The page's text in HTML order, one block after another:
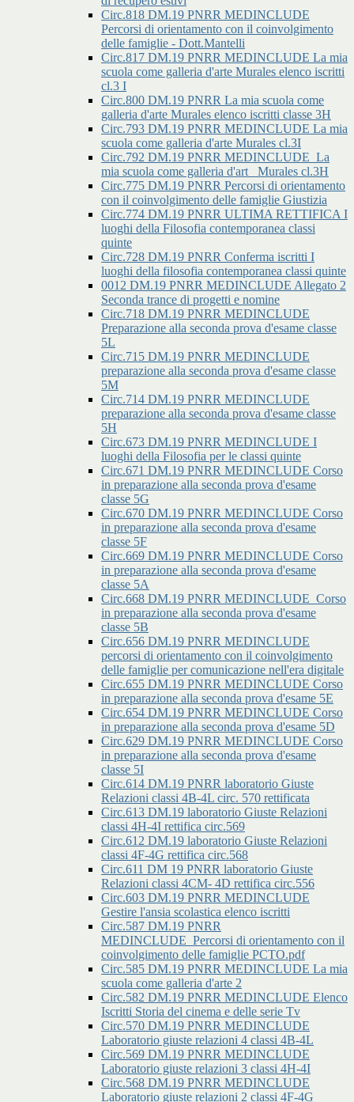
Circ.818 DM.19 PNRR MEDINCLUDE
Percorsi di orientamento con il coinvolgimento
delle famiglie - Dott.Mantelli
Circ.817 DM.19 PNRR MEDINCLUDE La mia
scuola come galleria d'arte Murales elenco iscritti
cl.3 I
Circ.800 DM.19 PNRR La mia scuola come
galleria d'arte Murales elenco iscritti classe 3H
Circ.793 DM.19 PNRR MEDINCLUDE La mia
scuola come galleria d'arte Murales cl.3I
Circ.792 DM.19 PNRR MEDINCLUDE_La
mia scuola come galleria d'art _Murales cl.3H
Circ.775 DM.19 PNRR Percorsi di orientamento
con il coinvolgimento delle famiglie Giustizia
Circ.774 DM.19 PNRR ULTIMA RETTIFICA I
luoghi della Filosofia contemporanea classi
quinte
Circ.728 DM.19 PNRR Conferma iscritti I
luoghi della filosofia contemporanea classi quinte
0012 DM.19 PNRR MEDINCLUDE Allegato 2
Seconda trance di progetti e nomine
Circ.718 DM.19 PNRR MEDINCLUDE
Preparazione alla seconda prova d'esame classe
5L
Circ.715 DM.19 PNRR MEDINCLUDE
preparazione alla seconda prova d'esame classe
5M
Circ.714 DM.19 PNRR MEDINCLUDE
preparazione alla seconda prova d'esame classe
5H
Circ.673 DM.19 PNRR MEDINCLUDE I
luoghi della Filosofia per le classi quinte
Circ.671 DM.19 PNRR MEDINCLUDE Corso
in preparazione alla seconda prova d'esame
classe 5G
Circ.670 DM.19 PNRR MEDINCLUDE Corso
in preparazione alla seconda prova d'esame
classe 5F
Circ.669 DM.19 PNRR MEDINCLUDE Corso
in preparazione alla seconda prova d'esame
classe 5A
Circ.668 DM.19 PNRR MEDINCLUDE_Corso
in preparazione alla seconda prova d'esame
classe 5B
Circ.656 DM.19 PNRR MEDINCLUDE
percorsi di orientamento con il coinvolgimento
delle famiglie per comunicazione nell'era digitale
Circ.655 DM.19 PNRR MEDINCLUDE Corso
in preparazione alla seconda prova d'esame 5E
Circ.654 DM.19 PNRR MEDINCLUDE Corso
in preparazione alla seconda prova d'esame 5D
Circ.629 DM.19 PNRR MEDINCLUDE Corso
in preparazione alla seconda prova d'esame
classe 5I
Circ.614 DM.19 PNRR laboratorio Giuste
Relazioni classi 4B-4L circ. 570 rettificata
Circ.613 DM.19 laboratorio Giuste Relazioni
classi 4H-4I rettifica circ.569
Circ.612 DM.19 laboratorio Giuste Relazioni
classi 4F-4G rettifica circ.568
Circ.611 DM 19 PNRR laboratorio Giuste
Relazioni classi 4CM- 4D rettifica circ.556
Circ.603 DM.19 PNRR MEDINCLUDE
Gestire l'ansia scolastica elenco iscritti
Circ.587 DM.19 PNRR
MEDINCLUDE_Percorsi di orientamento con il
coinvolgimento delle famiglie PCTO.pdf
Circ.585 DM.19 PNRR MEDINCLUDE La mia
scuola come galleria d'arte 2
Circ.582 DM.19 PNRR MEDINCLUDE Elenco
Iscritti Storia del cinema e delle serie Tv
Circ.570 DM.19 PNRR MEDINCLUDE
Laboratorio giuste relazioni 4 classi 4B-4L
Circ.569 DM.19 PNRR MEDINCLUDE
Laboratorio giuste relazioni 3 classi 4H-4I
Circ.568 DM.19 PNRR MEDINCLUDE
Laboratorio giuste relazioni 2 classi 4F-4G